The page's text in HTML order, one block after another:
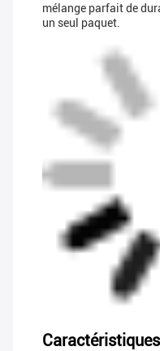
mélange parfait de
un seul paquet.